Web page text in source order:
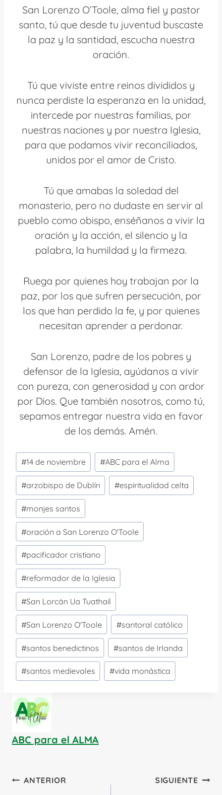
San Lorenzo O’Toole, alma fiel y pastor
santo, tú que desde tu juventud buscaste
la paz y la santidad, escucha nuestra
oración.
Tú que viviste entre reinos divididos y
nunca perdiste la esperanza en la unidad,
intercede por nuestras familias, por
nuestras naciones y por nuestra Iglesia,
para que podamos vivir reconciliados,
unidos por el amor de Cristo.
Tú que amabas la soledad del
monasterio, pero no dudaste en servir al
pueblo como obispo, enséñanos a vivir la
oración y la acción, el silencio y la
palabra, la humildad y la firmeza.
Ruega por quienes hoy trabajan por la
paz, por los que sufren persecución, por
los que han perdido la fe, y por quienes
necesitan aprender a perdonar.
San Lorenzo, padre de los pobres y
defensor de la Iglesia, ayúdanos a vivir
con pureza, con generosidad y con ardor
por Dios. Que también nosotros, como tú,
sepamos entregar nuestra vida en favor
de los demás. Amén.
Etiquetas
de
la
entrada:
#14 de noviembre #ABC para el Alma
#arzobispo de Dublín #espiritualidad celta
#monjes santos
#oración a San Lorenzo O'Toole
#pacificador cristiano
#reformador de la Iglesia
#San Lorcán Ua Tuathail
#San Lorenzo O'Toole #santoral católico
#santos benedictinos #santos de Irlanda
#santos medievales #vida monástica
ABC para el ALMA
Navegación
ANTERIOR SIGUIENTE